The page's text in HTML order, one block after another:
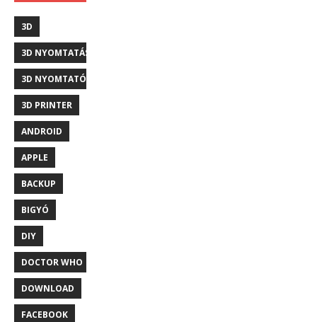
3D
3D NYOMTATÁS
3D NYOMTATÓ
3D PRINTER
ANDROID
APPLE
BACKUP
BIGYÓ
DIY
DOCTOR WHO
DOWNLOAD
FACEBOOK